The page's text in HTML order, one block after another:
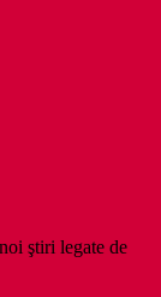
ştiri legate de